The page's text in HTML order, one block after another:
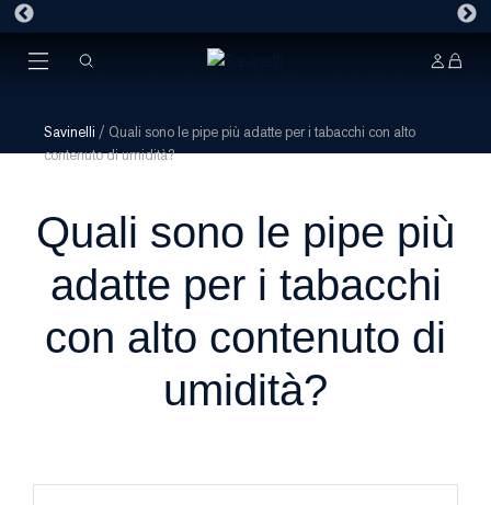
Savinelli / Quali sono le pipe più adatte per i tabacchi con alto
contenuto di umidità?
Quali sono le pipe più
adatte per i tabacchi
con alto contenuto di
umidità?